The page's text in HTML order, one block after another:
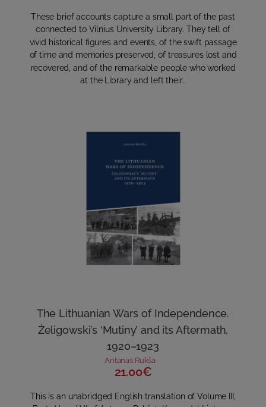
These brief accounts capture a small part of the past
connected to Vilnius University Library. They tell of
vivid historical figures and events, of the swift passage
of time and memories preserved, of treasures lost and
recovered, and of the remarkable people who worked
at the Library and left their..
The Lithuanian Wars of Independence.
Żeligowski’s ‘Mutiny’ and its Aftermath,
1920–1923
Antanas Rukša
21.00€
This is an unabridged English translation of Volume III,